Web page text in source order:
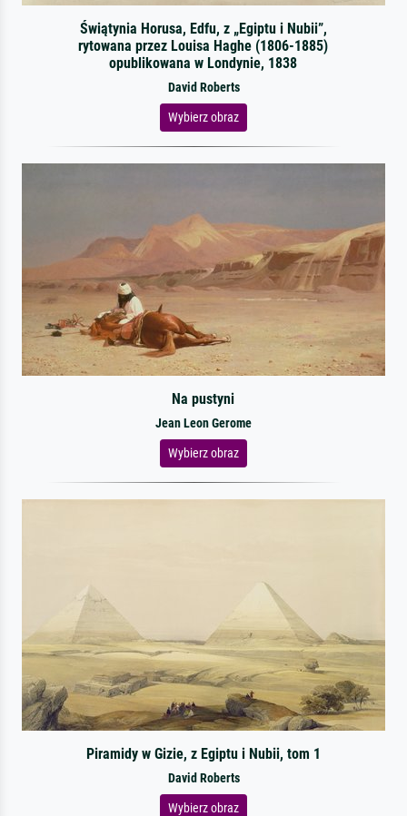
Świątynia Horusa, Edfu, z „Egiptu i Nubii”,
rytowana przez Louisa Haghe (1806-1885)
opublikowana w Londynie, 1838
David Roberts
Wybierz obraz
Na pustyni
Jean Leon Gerome
Wybierz obraz
Piramidy w Gizie, z Egiptu i Nubii, tom 1
David Roberts
Wybierz obraz